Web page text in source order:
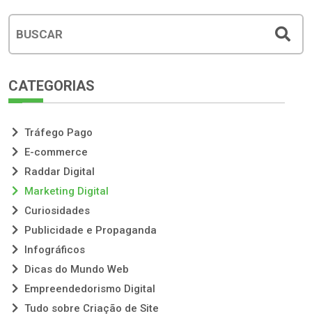
CATEGORIAS
Tráfego Pago
E-commerce
Raddar Digital
Marketing Digital
Curiosidades
Publicidade e Propaganda
Infográficos
Dicas do Mundo Web
Empreendedorismo Digital
Tudo sobre Criação de Site